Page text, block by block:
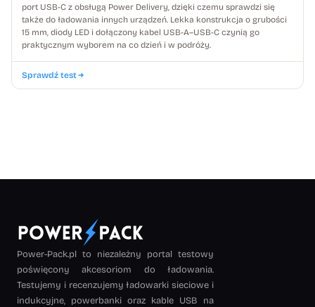
port USB-C z obsługą Power Delivery, dzięki czemu sprawdzi się
także do ładowania innych urządzeń. Lekka konstrukcja o grubości
15 mm, diody LED i dołączony kabel USB-A–USB-C czynią go
praktycznym wyborem na co dzień i w podróży.
Sprawdź test
Power-Pack.pl to niezależny portal testowy
poświęcony akcesoriom do ładowania.
Testujemy i recenzujemy ładowarki sieciowe i
indukcyjne, powerbanki oraz kable USB na